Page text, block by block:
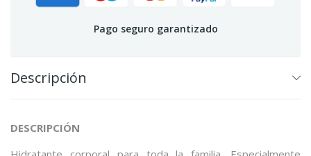
Pago seguro garantizado
Descripción
DESCRIPCIÓN